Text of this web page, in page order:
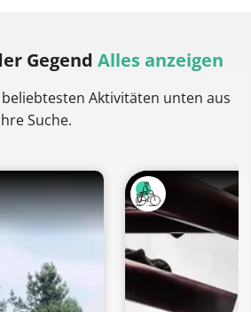
Gegend Alles anzeigen
Aktivitäten unten aus
Suche.